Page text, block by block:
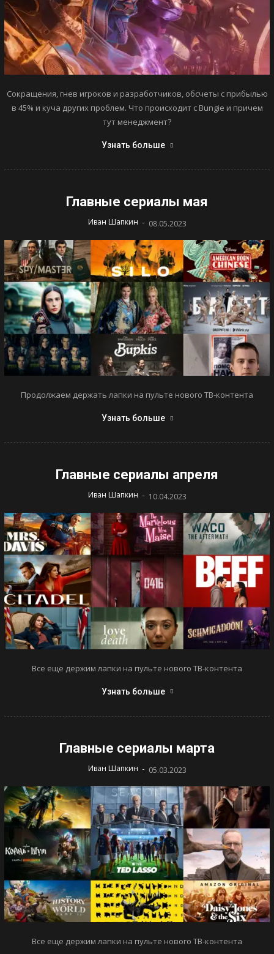
Сокращения, гнев игроков и разработчиков, обсчеты с прибылью
в 45% и куча других проблем. Что происходит с Bungie и причем
тут менеджмент?
Узнать больше
Главные сериалы мая
Иван Шапкин - 08.05.2023
Продолжаем держать лапки на пульте нового ТВ-контента
Узнать больше
Главные сериалы апреля
Иван Шапкин - 10.04.2023
Все еще держим лапки на пульте нового ТВ-контента
Узнать больше
Главные сериалы марта
Иван Шапкин - 05.03.2023
Все еще держим лапки на пульте нового ТВ-контента